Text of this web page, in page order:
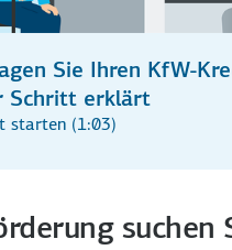
Sie Ihren KfW-
Schritt erklärt
starten (1:03)
suchen